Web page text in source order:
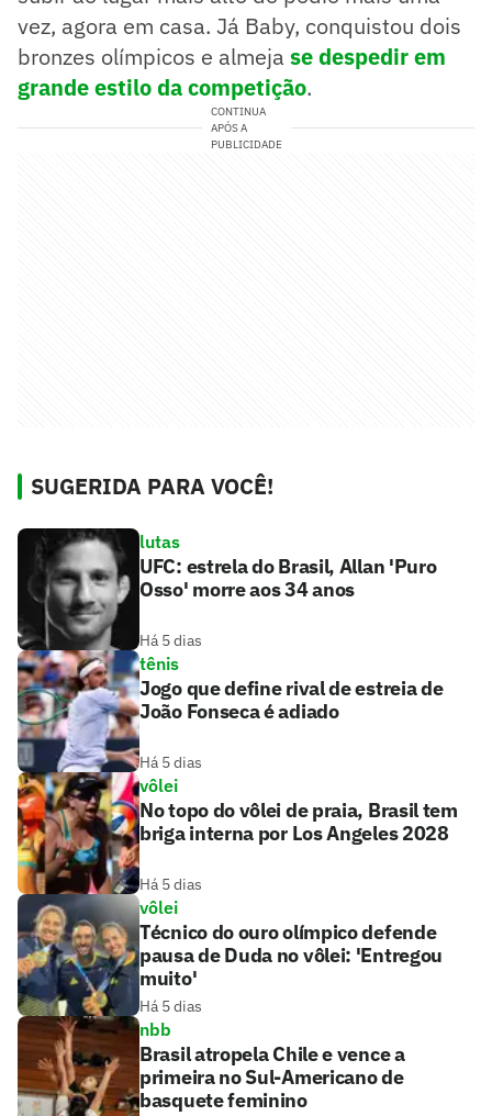
vez, agora em casa. Já Baby, conquistou dois
bronzes olímpicos e almeja se despedir em
grande estilo da competição.
CONTINUA
APÓS A
PUBLICIDADE
SUGERIDA PARA VOCÊ!
lutas
UFC: estrela do Brasil, Allan 'Puro
Osso' morre aos 34 anos
Há 5 dias
tênis
Jogo que define rival de estreia de
João Fonseca é adiado
Há 5 dias
vôlei
No topo do vôlei de praia, Brasil tem
briga interna por Los Angeles 2028
Há 5 dias
vôlei
Técnico do ouro olímpico defende
pausa de Duda no vôlei: 'Entregou
muito'
Há 5 dias
nbb
Brasil atropela Chile e vence a
primeira no Sul-Americano de
basquete feminino